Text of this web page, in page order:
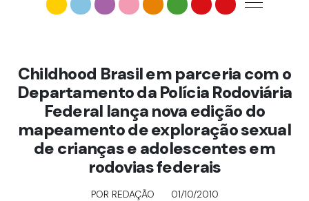
Childhood Brasil em parceria com o
Departamento da Polícia Rodoviária
Federal lança nova edição do
mapeamento de exploração sexual
de crianças e adolescentes em
rodovias federais
POR REDAÇÃO 01/10/2010